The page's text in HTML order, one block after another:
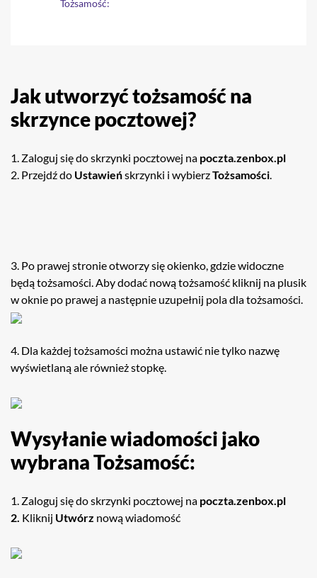
Tożsamość:
Jak utworzyć tożsamość na
skrzynce pocztowej?
1. Zaloguj się do skrzynki pocztowej na poczta.zenbox.pl
2. Przejdź do Ustawieńskrzynki i wybierzTożsamości.
3. Po prawej stronie otworzy się okienko, gdzie widoczne
będą tożsamości. Aby dodać nową tożsamość kliknij na plusik
w oknie po prawej a następnie uzupełnij pola dla tożsamości.
4. Dla każdej tożsamości można ustawić nie tylko nazwę
wyświetlaną ale również stopkę.
Wysyłanie wiadomości jako
wybrana Tożsamość:
1. Zaloguj się do skrzynki pocztowej na poczta.zenbox.pl
2. Kliknij Utwórz nową wiadomość